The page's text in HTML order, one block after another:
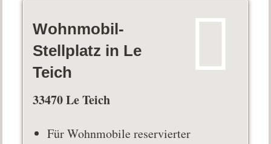
Wohnmobil-
Stellplatz in Le
Teich
33470 Le Teich
Für Wohnmobile reservierter